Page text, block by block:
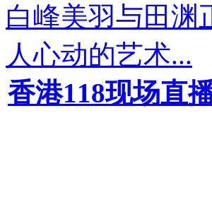
白峰美羽与田渊
人心动的艺术...
香港118现场直